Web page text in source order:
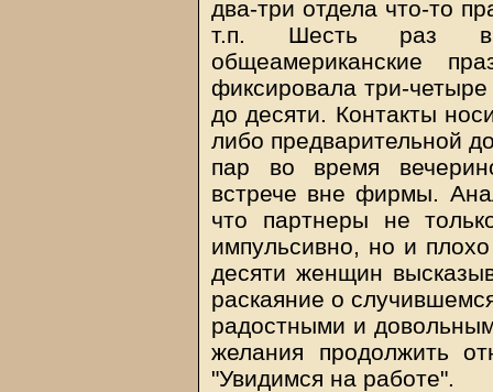
два-три отдела что-то
т.п. Шесть раз в
общеамериканские
фиксировала три-четыре
до десяти. Контакты
либо предварительной
пар во время
встрече вне фирмы.
что партнеры не
импульсивно, но и
десяти женщин
раскаяние о
радостными и
желания продолжить
"Увидимся на работе".